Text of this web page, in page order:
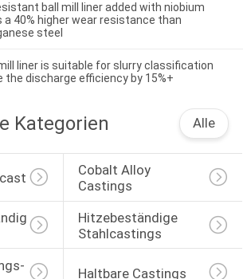
ball mill liner added with niobium
a 40% higher wear resistance than
steel
liner is suitable for slurry classification
the discharge efficiency by 15%+
Kategorien Alle
Cobalt Alloy
Castings
Hitzebeständige
Stahlcastings
Haltbare Castings